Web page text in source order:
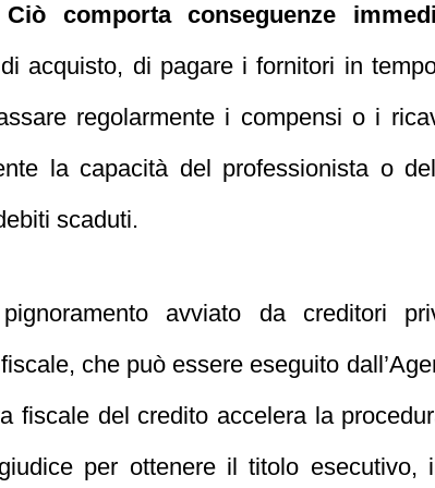
Ciò comporta conseguenze
acquisto, di pagare i fornitori in
regolarmente i compensi o i
la capacità del professionista o
scaduti.
avviato da creditori
che può essere eseguito
fiscale del credito accelera la
per ottenere il titolo esecutivo,